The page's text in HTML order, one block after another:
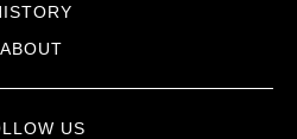
ABOUT
US